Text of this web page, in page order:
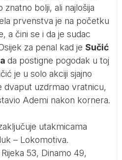
znatno bolji, ali najlošija
prvenstva je na početku
a čini se i da je sudac
za penal kad je Sučić
da postigne pogodak u toj
je u solo akciji sjajno
dvaput uzdrmao vratnicu,
Ademi nakon kornera.
utakmicama
– Lokomotiva.
53, Dinamo 49,